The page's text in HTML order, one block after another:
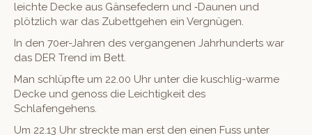
leichte Decke aus Gänsefed­ern und ‑Daunen und
plöt­zlich war das Zubettge­hen ein Vergnügen.
In den 70er-Jahren des ver­gan­genen Jahrhun­derts war
das DER Trend im Bett.
Man schlüpfte um 22.00 Uhr unter die kuschlig-warme
Decke und genoss die Leichtigkeit des
Schlafengehens.
Um 22.13 Uhr streck­te man erst den einen Fuss unter